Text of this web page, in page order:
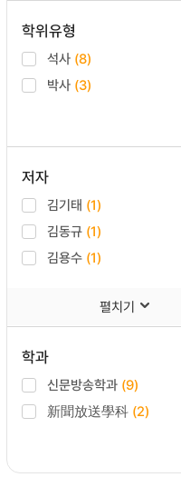
학위유형
석사 (8)
박사 (3)
저자
김기태 (1)
김동규 (1)
김용수 (1)
펼치기
학과
신문방송학과 (9)
新聞放送學科 (2)